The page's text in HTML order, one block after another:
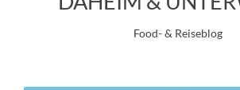
Food- & Reiseblog